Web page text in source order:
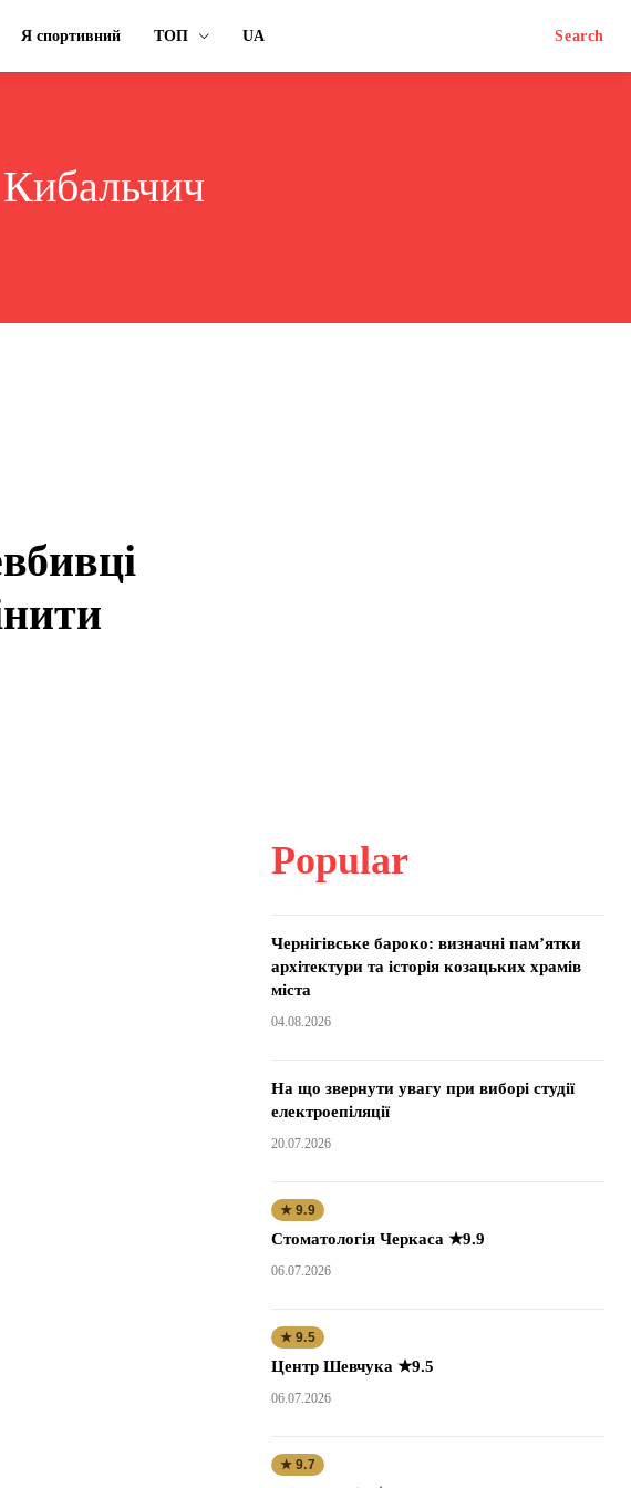
Я спортивний ТОП UA Search
Popular
Чернігівське бароко: визначні пам’ятки
архітектури та історія козацьких храмів
міста
04.08.2026
На що звернути увагу при виборі студії
електроепіляції
20.07.2026
★ 9.9
Стоматологія Черкаса ★9.9
06.07.2026
★ 9.5
Центр Шевчука ★9.5
06.07.2026
★ 9.7